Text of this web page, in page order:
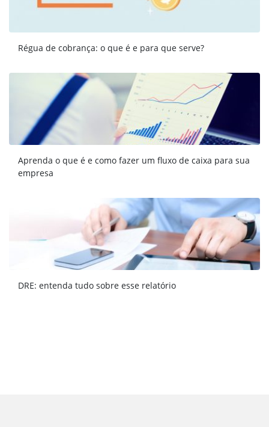
Régua de cobrança: o que é e para que serve?
Aprenda o que é e como fazer um fluxo de caixa para sua
empresa
DRE: entenda tudo sobre esse relatório